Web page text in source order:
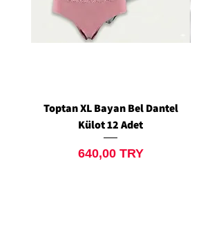
Toptan XL Bayan Bel Dantel
Külot 12 Adet
Preis
640,00 TRY